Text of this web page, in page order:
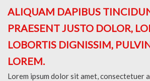
ALIQUAM DAPIBUS
PRAESENT JUSTO DOLOR,
LOBORTIS DIGNISSIM,
LOREM.
Lorem ipsum dolor sit amet, consectetuer